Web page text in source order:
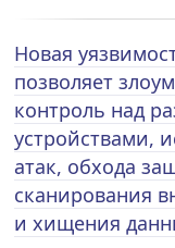
Новая
позволяет
контроль над
устройствами,
атак, обхода
сканирования
и хищения